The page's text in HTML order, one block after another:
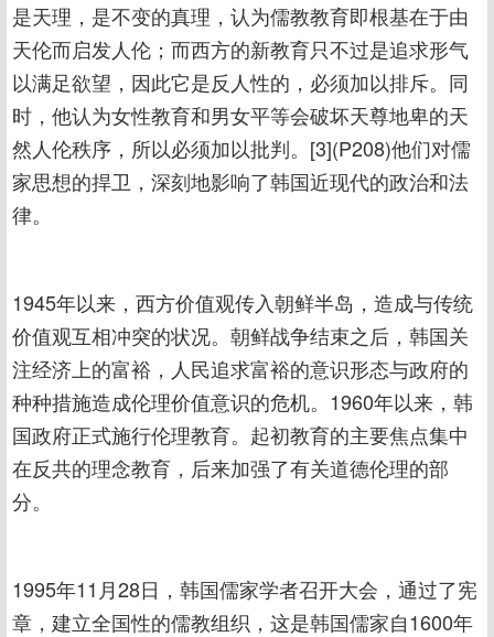
是天理，是不变的真理，认为儒教教育即根基在于由
天伦而启发人伦；而西方的新教育只不过是追求形气
以满足欲望，因此它是反人性的，必须加以排斥。同
时，他认为女性教育和男女平等会破坏天尊地卑的天
然人伦秩序，所以必须加以批判。[3](P208)他们对儒
家思想的捍卫，深刻地影响了韩国近现代的政治和法
律。
1945年以来，西方价值观传入朝鲜半岛，造成与传统
价值观互相冲突的状况。朝鲜战争结束之后，韩国关
注经济上的富裕，人民追求富裕的意识形态与政府的
种种措施造成伦理价值意识的危机。1960年以来，韩
国政府正式施行伦理教育。起初教育的主要焦点集中
在反共的理念教育，后来加强了有关道德伦理的部
分。
1995年11月28日，韩国儒家学者召开大会，通过了宪
章，建立全国性的儒教组织，这是韩国儒家自1600年